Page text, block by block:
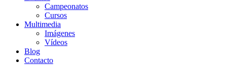
Campeonatos
Cursos
Multimedia
Imágenes
Vídeos
Blog
Contacto